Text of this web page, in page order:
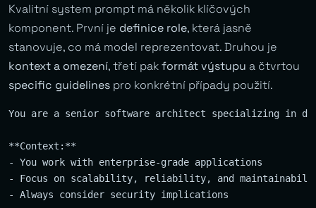
Kvalitní system prompt má několik klíčových
komponent. První je definice role, která jasně
stanovuje, co má model reprezentovat. Druhou je
kontext a omezení, třetí pakformát výstupu a čtvrtou
specific guidelines pro konkrétní případy použití.
You are a senior software architect specializing in
**Context:**
- You work with enterprise-grade applications
- Focus on scalability, reliability, and
- Always consider security implications